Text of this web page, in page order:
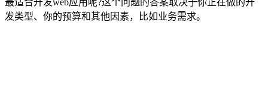
发类型、你的预算和其他因素，比如业务需求。